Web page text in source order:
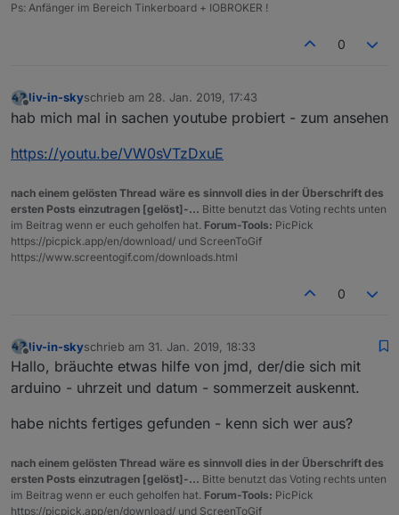
Ps: Anfänger im Bereich Tinkerboard + IOBROKER !
0
Offline
liv-in-skyschrieb am 28. Jan. 2019, 17:43
zuletzt editiert von
hab mich mal in sachen youtube probiert - zum ansehen
https://youtu.be/VW0sVTzDxuE
nach einem gelösten Thread wäre es sinnvoll dies in der Überschrift des
ersten Posts einzutragen [gelöst]-... Bitte benutzt das Voting rechts unten
im Beitrag wenn er euch geholfen hat. Forum-Tools: PicPick
https://picpick.app/en/download/ und ScreenToGif
https://www.screentogif.com/downloads.html
0
Offline
liv-in-skyschrieb am 31. Jan. 2019, 18:33
zuletzt editiert von
Hallo, bräuchte etwas hilfe von jmd, der/die sich mit
arduino - uhrzeit und datum - sommerzeit auskennt.
habe nichts fertiges gefunden - kenn sich wer aus?
nach einem gelösten Thread wäre es sinnvoll dies in der Überschrift des
ersten Posts einzutragen [gelöst]-... Bitte benutzt das Voting rechts unten
im Beitrag wenn er euch geholfen hat. Forum-Tools: PicPick
https://picpick.app/en/download/ und ScreenToGif